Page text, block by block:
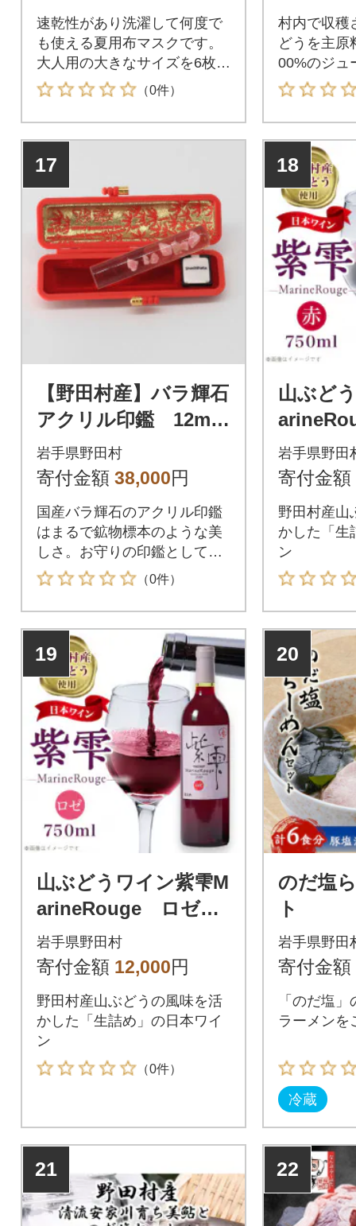
速乾性があり洗濯して何度で
も使える夏用布マスクです。
大人用の大きなサイズを6枚セ
ットでお届けします!
（0件）
村内で収穫
どうを主原
00%のジュ
17
【野田村産】バラ輝石
アクリル印鑑 12mm
岩手県野田村
寄付金額 38,000円
国産バラ輝石のアクリル印鑑
はまるで鉱物標本のような美
しさ。お守りの印鑑としても
人気です。
（0件）
18
山ぶど
ml×1本
岩手県野田
寄付金額
野田村産山
かした「生
ン
19
山ぶどうワイン紫雫M
arineRouge ロゼ 7
50ml×1本
岩手県野田村
寄付金額 12,000円
野田村産山ぶどうの風味を活
かした「生詰め」の日本ワイ
ン
（0件）
20
のだ塩
ト
岩手県野田
寄付金額
「のだ塩
ラーメンを
冷蔵
21 22